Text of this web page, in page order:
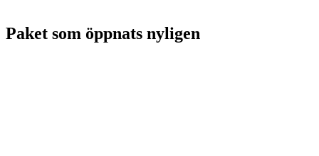
Paket som öppnats nyligen